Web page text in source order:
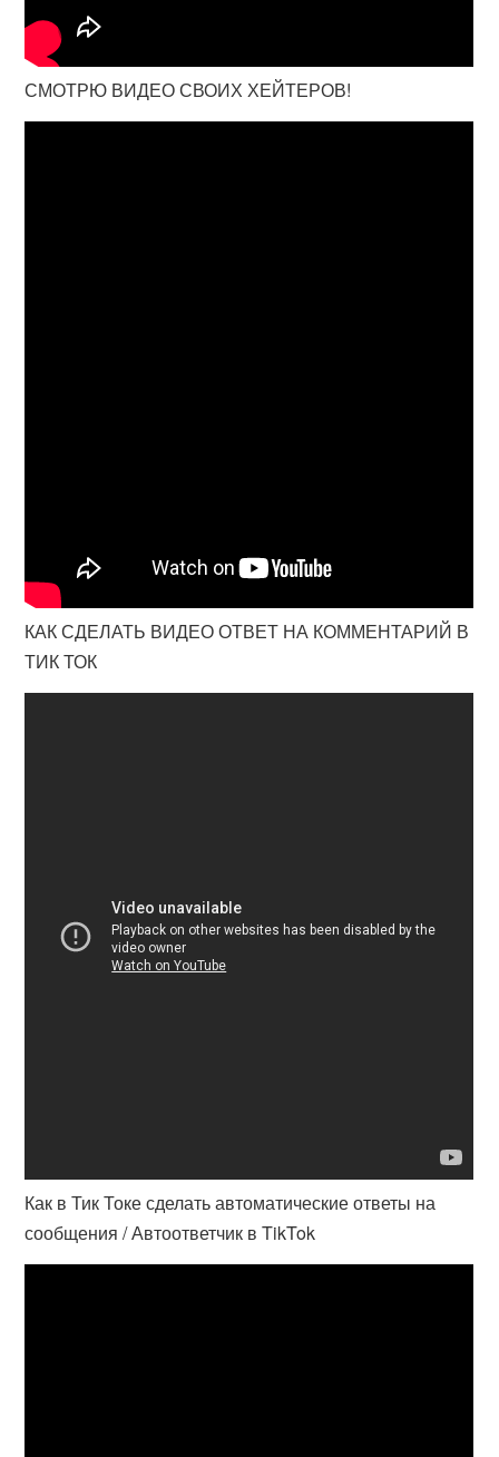
СМОТРЮ ВИДЕО СВОИХ ХЕЙТЕРОВ!
КАК СДЕЛАТЬ ВИДЕО ОТВЕТ НА КОММЕНТАРИЙ В
ТИК ТОК
Как в Тик Токе сделать автоматические ответы на
сообщения / Автоответчик в TikTok